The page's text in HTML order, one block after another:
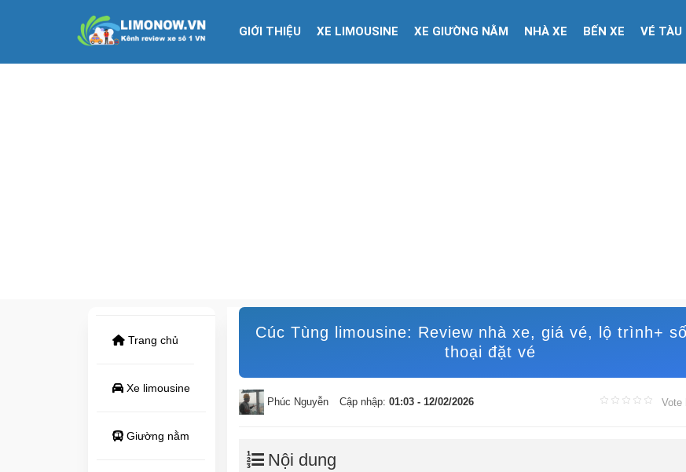
GIỚI THIỆU XE LIMOUSINE XE GIƯỜNG NẰM NHÀ XE BẾN XE VÉ TÀU
Trang chủ
Xe limousine
Giường nằm
Cúc Tùng limousine: Review nhà xe, giá vé, lộ trình+
thoại đặt vé
Phúc Nguyễn Cập nhập: 01:03 - 12/02/2026 Vote
Nội dung